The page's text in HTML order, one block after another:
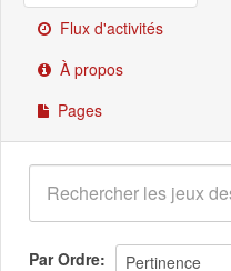
Demandes
À propos
Flux d'activités
À propos
Pages
Par Ordre